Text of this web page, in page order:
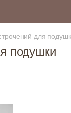
для
подушки